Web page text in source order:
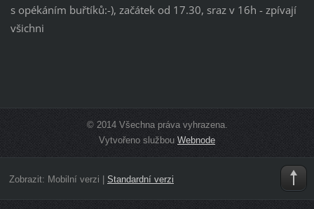
s opékáním buřtíků:-), začátek od 17.30, sraz v 16h - zpívají
všichni
© 2014 Všechna práva vyhrazena.
Vytvořeno službou Webnode
Zobrazit: Mobilní verzi | Standardní verzi